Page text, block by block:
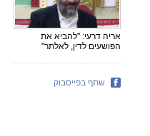
אריה דרעי: "להביא את
הפושעים לדין, לאלתר"
שתף בפייסבוק